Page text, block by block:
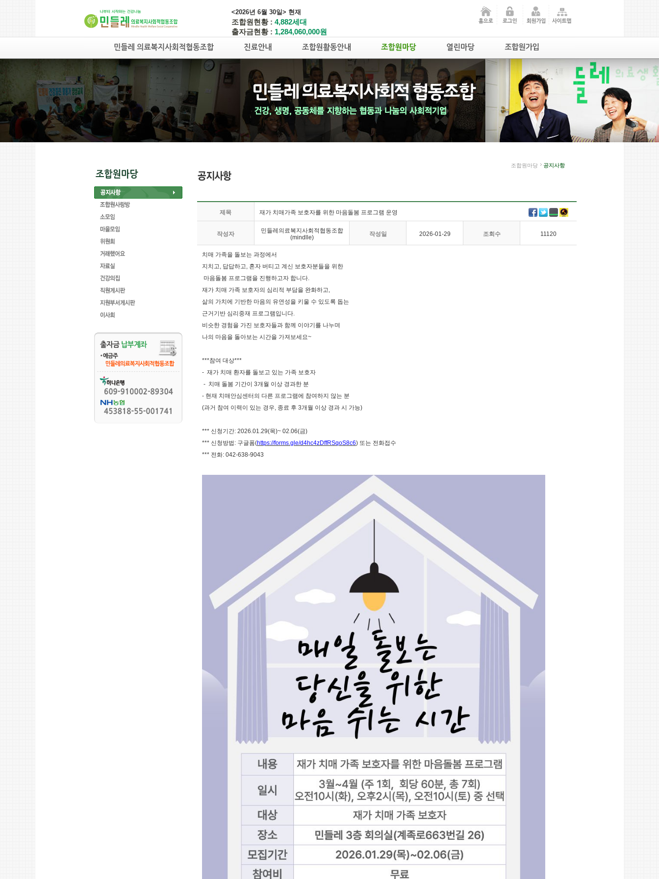
<2026년 6월 30일> 현재
조합원현황 : 4,882세대
출자금현황 : 1,284,060,000원
조합원마당 공지사항
제목 재가 치매가족 보호자를 위한 마음돌봄 프로그램 운영
작성자
민들레의료복지사회적협동조합
(mindlle)
작성일 2026-01-29 조회수 11120
치매 가족을 돌보는 과정에서
지치고, 답답하고, 혼자 버티고 계신 보호자분들을 위한
마음돌봄 프로그램을 진행하고자 합니다.
재가 치매 가족 보호자의 심리적 부담을 완화하고,
삶의 가치에 기반한 마음의 유연성을 키울 수 있도록 돕는
근거기반 심리중재 프로그램입니다.
비슷한 경험을 가진 보호자들과 함께 이야기를 나누며
나의 마음을 돌아보는 시간을 가져보세요~
***참여 대상***
- 재가 치매 환자를 돌보고 있는 가족 보호자
- 치매 돌봄 기간이 3개월 이상 경과한 분
- 현재 치매안심센터의 다른 프로그램에 참여하지 않는 분
(과거 참여 이력이 있는 경우, 종료 후 3개월 이상 경과 시 가능)
*** 신청기간: 2026.01.29(목)~ 02.06(금)
*** 신청방법: 구글폼(https://forms.gle/d4hc4zDffRSqoS8c6) 또는 전화접수
*** 전화: 042-638-9043